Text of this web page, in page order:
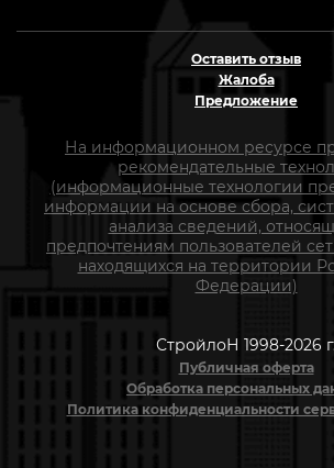
Оставить отзыв
Жалоба
Предложение
На информационном ресурсе
рекомендательные
(информационные технологии
информации на основе сбора,
анализа сведений,
предпочтениям пользователей
находящихся на территории
Федерации)
СтройлоН 1998-2026
Публичная оферта
Обработка персональных
Политика конфиденциальности